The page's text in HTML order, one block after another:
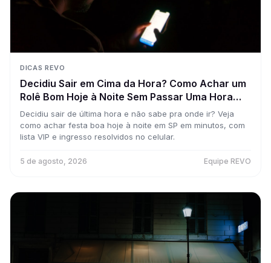
DICAS REVO
Decidiu Sair em Cima da Hora? Como Achar um
Rolê Bom Hoje à Noite Sem Passar Uma Hora
Pesquisando
Decidiu sair de última hora e não sabe pra onde ir? Veja
como achar festa boa hoje à noite em SP em minutos, com
lista VIP e ingresso resolvidos no celular.
5 de agosto, 2026 Equipe REVO